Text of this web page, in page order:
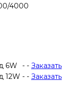
4000
6W
- - Заказать
12W - - Заказать